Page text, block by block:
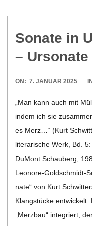
O
N
O
R
E
G
O
Sonate in
– Urso­nate
2025-
07
ON: 7. JANUAR 2025
„Man kann auch mit
indem ich sie
es Merz…“ (Kurt
lite­ra­ri­sche Werk, Bd.
DuMont Schau­berg,
Leo­­nore-Gol­d­­schmidt-
nate“ von Kurt
Klang­stü­cke
„Merz­bau“ inte­griert,